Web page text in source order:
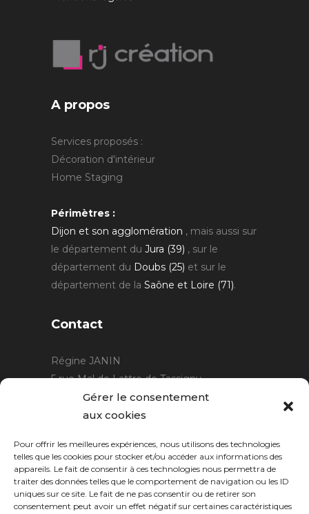
Gérer le consentement
aux cookies
Pour offrir les meilleures expériences, nous utilisons des technologies
telles que les cookies pour stocker et/ou accéder aux informations des
appareils. Le fait de consentir à ces technologies nous permettra de
traiter des données telles que le comportement de navigation ou les ID
uniques sur ce site. Le fait de ne pas consentir ou de retirer son
consentement peut avoir un effet négatif sur certaines caractéristiques
A propos
Services proposés :
Décoration d'intérieur
Home Staging
Périmètres :
Dijon et son agglomération , mais aussi sur
le département du Jura (39) , sur le
département du Doubs (25) et sur le
département de la Saône et Loire (71).
Contact
Régine JANIN
5 rue Mal de Lattre de Tassigny
21220 Gevrey Chambertin
06 15 15 80 29
Horaires :sur rendez-vous.